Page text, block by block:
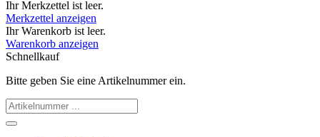
Ihr Merkzettel ist leer.
Merkzettel anzeigen
Ihr Warenkorb ist leer.
Warenkorb anzeigen
Schnellkauf
Bitte geben Sie eine Artikelnummer ein.